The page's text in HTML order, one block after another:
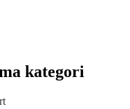
kategori